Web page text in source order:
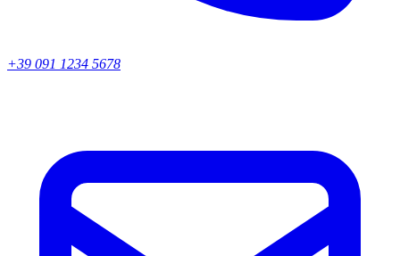
+39 091 1234 5678